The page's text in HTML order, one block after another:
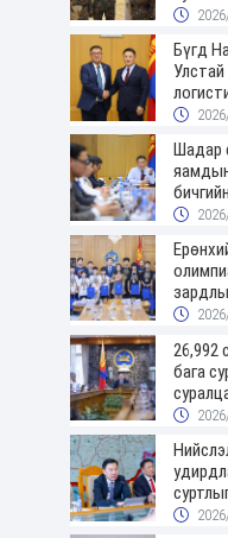
Бүгд
Шадар
26,992
бага
ахуйн